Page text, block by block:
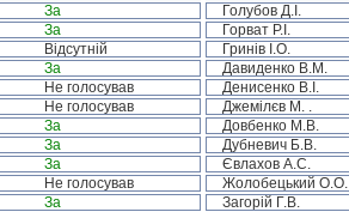
За Голубов Д.І.
За Горват Р.І.
Відсутній Гринів І.О.
За Давиденко В.М.
Не голосував Денисенко В.І.
Не голосував Джемілєв М. .
За Довбенко М.В.
За Дубневич Б.В.
За Євлахов А.С.
Не голосував Жолобецький О.О.
За Загорій Г.В.